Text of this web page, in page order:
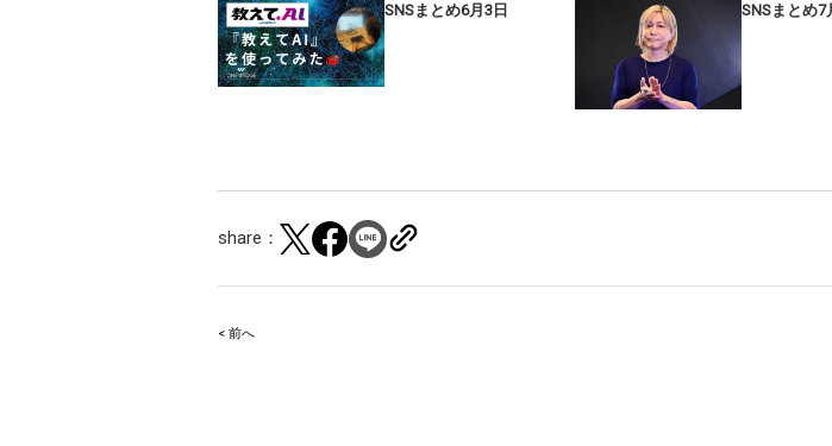
SNSまとめ6月3日 SNSまとめ7
share：
Post
< 前へ